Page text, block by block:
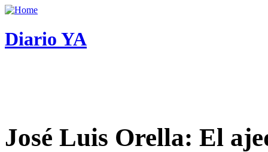
Diario YA
José Luis Orella: El